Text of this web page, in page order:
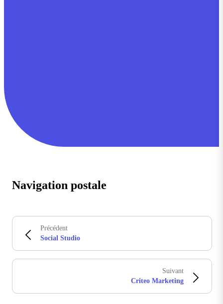
Navigation postale
Précédent
Social Studio
Suivant
Criteo Marketing